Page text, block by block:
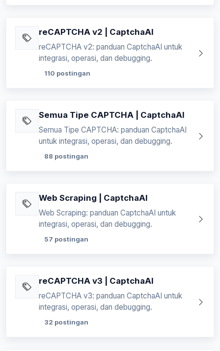
reCAPTCHA v2 | CaptchaAI
reCAPTCHA v2: panduan CaptchaAI untuk
integrasi, operasi, dan debugging.
110 postingan
Semua Tipe CAPTCHA | CaptchaAI
Semua Tipe CAPTCHA: panduan CaptchaAI
untuk integrasi, operasi, dan debugging.
88 postingan
Web Scraping | CaptchaAI
Web Scraping: panduan CaptchaAI untuk
integrasi, operasi, dan debugging.
57 postingan
reCAPTCHA v3 | CaptchaAI
reCAPTCHA v3: panduan CaptchaAI untuk
integrasi, operasi, dan debugging.
32 postingan